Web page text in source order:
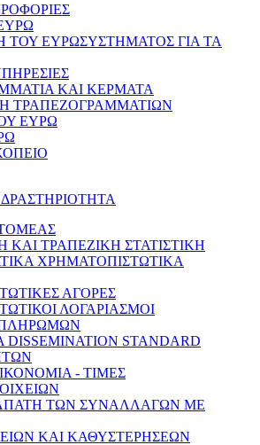
ΤΟΥ ΕΥΡΩΣΥΣΤΗΜΑΤΟΣ ΓΙΑ ΤΑ
ΚΑΙ ΚΕΡΜΑΤΑ
ΤΡΑΠΕΖΟΓΡΑΜΜΑΤΙΩΝ
ΕΥΡΩ
ΚΑΙ ΤΡΑΠΕΖΙΚΗ ΣΤΑΤΙΣΤΙΚΗ
ΧΡΗΜΑΤΟΠΙΣΤΩΤΙΚΑ
ΑΓΟΡΕΣ
ΛΟΓΑΡΙΑΣΜΟΙ
ΠΛΗΡΩΜΩΝ
DISSEMINATION STANDARD
- ΤΙΜΕΣ
ΤΩΝ ΣΥΝΑΛΛΑΓΩΝ ΜΕ
ΚΑΙ ΚΑΘΥΣΤΕΡΗΣΕΩΝ